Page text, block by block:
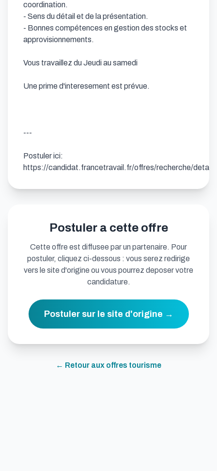
coordination.
- Sens du détail et de la présentation.
- Bonnes compétences en gestion des stocks et
approvisionnements.
Vous travaillez du Jeudi au samedi
Une prime d'interesement est prévue.
---
Postuler ici:
https://candidat.francetravail.fr/offres/recherche/
Postuler a cette offre
Cette offre est diffusee par un partenaire. Pour
postuler, cliquez ci-dessous : vous serez redirige
vers le site d'origine ou vous pourrez deposer votre
candidature.
Postuler sur le site d'origine →
← Retour aux offres tourisme